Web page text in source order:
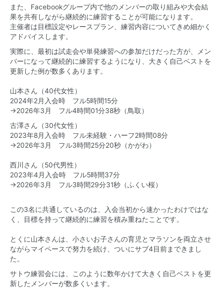
また、Facebookグループ内で他のメンバーの取り組みや大会結
果を共有しながら継続的に練習することが可能になります。
主催者は目標設定やレースプラン、練習内容についてきめ細かく
アドバイスします。
実際に、最初は試走会や単発練習への参加だけだった方が、メン
バーになって継続的に練習するようになり、大きく自己ベストを
更新した例が数多くあります。
山本さん（40代女性）
2024年2月入会時 フル5時間15分
→2026年3月 フル4時間01分38秒（鳥取）
古澤さん（30代女性）
2023年8月入会時 フル未経験・ハーフ2時間08分
→2026年3月 フル3時間25分20秒（かがわ）
西川さん（50代男性）
2023年4月入会時 フル5時間37分
→2026年3月 フル3時間29分31秒（ふくい桜）
この3名に共通しているのは、入会当初から速かったわけではな
く、目標を持って継続的に練習を積み重ねたことです。
とくに山本さんは、小さいお子さんの育児とマラソンを両立させ
ながらマイペースで努力を続け、ついにサブ4目前まできまし
た。
サトウ練習会には、このように数年かけて大きく自己ベストを更
新したメンバーが数多くいます。